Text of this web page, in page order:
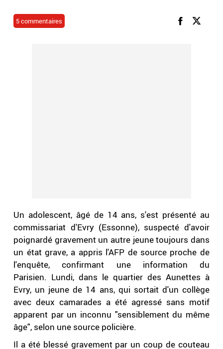
5 commentaires
Un adolescent, âgé de 14 ans, s'est présenté au
commissariat d'Evry (Essonne), suspecté d'avoir
poignardé gravement un autre jeune toujours dans
un état grave, a appris l'AFP de source proche de
l'enquête, confirmant une information du
Parisien. Lundi, dans le quartier des Aunettes à
Evry, un jeune de 14 ans, qui sortait d'un collège
avec deux camarades a été agressé sans motif
apparent par un inconnu "sensiblement du même
âge", selon une source policière.
Il a été blessé gravement par un coup de couteau